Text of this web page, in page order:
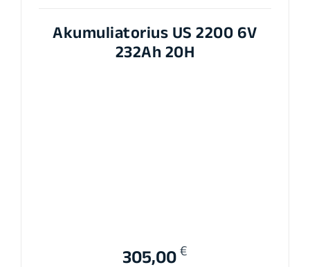
Akumuliatorius US 2200 6V
232Ah 20H
305,00 €